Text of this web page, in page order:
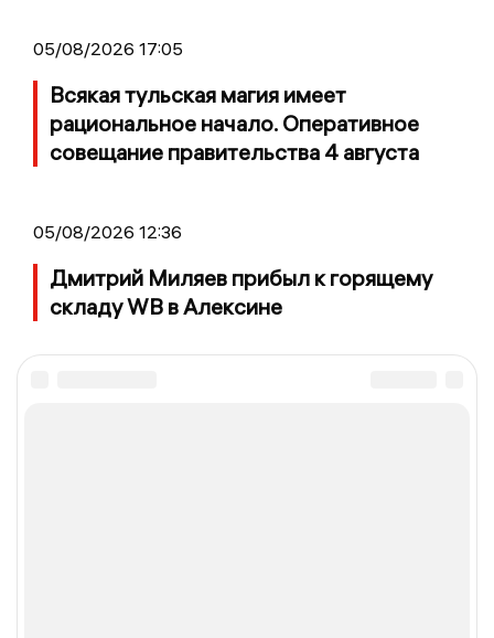
05/08/2026 17:05
Всякая тульская магия имеет
рациональное начало. Оперативное
совещание правительства 4 августа
05/08/2026 12:36
Дмитрий Миляев прибыл к горящему
складу WB в Алексине